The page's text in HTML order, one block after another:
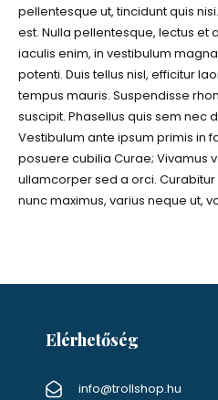
pellentesque ut, tincidunt quis
est. Nulla pellentesque, lectus et
iaculis enim, in vestibulum
potenti. Duis tellus nisl, efficitur
tempus mauris. Suspendisse
suscipit. Phasellus quis sem nec
Vestibulum ante ipsum primis in
posuere cubilia Curae; Vivamus
ullamcorper sed a orci.
nunc maximus, varius neque ut,
Elérhetőség
info@trollshop.hu